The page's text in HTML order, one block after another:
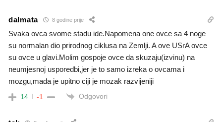
dalmata 8 godine prije
Svaka ovca svome stadu ide.Napomena one ovce sa 4 noge
su normalan dio prirodnog ciklusa na Zemlji. A ove USrA ovce
su ovce u glavi.Molim gospoje ovce da skuzaju(izvinu) na
neumjesnoj usporedbi,jer je to samo izreka o ovcama i
mozgu,mada je upitno ciji je mozak razvijeniji
14 -1 Odgovori